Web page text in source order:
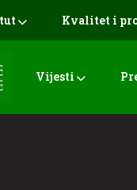
Kvalitet i
Vijesti